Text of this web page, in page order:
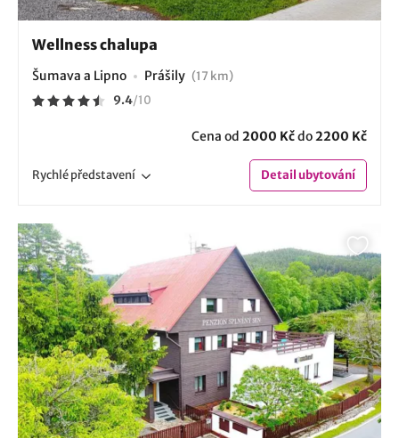
Wellness chalupa
Šumava a Lipno Prášily (17 km)
9.4/10
Cena od 2000 Kčdo 2200 Kč
Rychlépředstavení Detailubytování